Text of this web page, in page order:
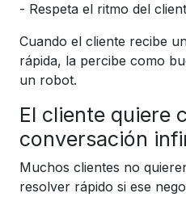
- Respeta el ritmo del
Cuando el cliente recibe
rápida, la percibe como
un robot.
El cliente quiere
conversación
Muchos clientes no
resolver rápido si ese